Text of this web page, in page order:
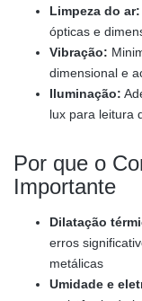
Limpeza do ar:
ópticas e
Vibração:
dimensional e
Iluminação:
lux para leitura
Por que o
Importante
Dilatação
erros
metálicas
Umidade e